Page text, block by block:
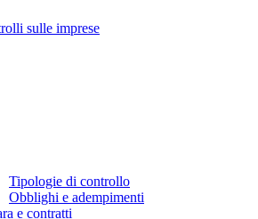
sulle imprese
Tipologie di controllo
Obblighi e adempimenti
e contratti